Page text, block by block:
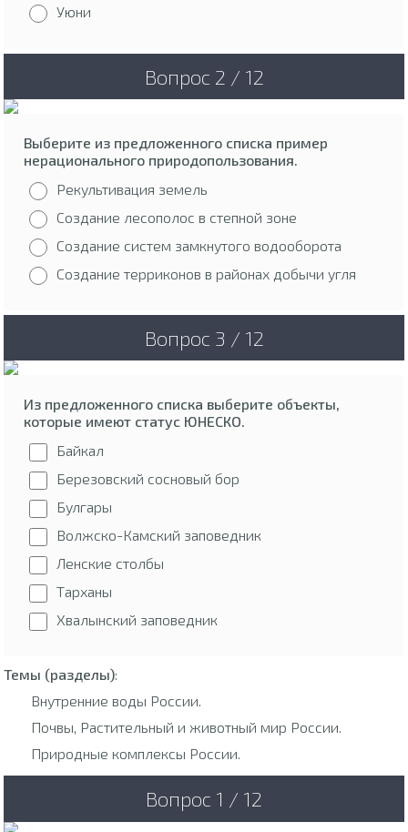
Уюни
Вопрос 2 / 12
Выберите из предложенного списка пример
нерационального природопользования.
Рекультивация земель
Создание лесополос в степной зоне
Создание систем замкнутого водооборота
Создание терриконов в районах добычи угля
Вопрос 3 / 12
Из предложенного списка выберите объекты,
которые имеют статус ЮНЕСКО.
Байкал
Березовский сосновый бор
Булгары
Волжско-Камский заповедник
Ленские столбы
Тарханы
Хвалынский заповедник
Темы (разделы):
Внутренние воды России.
Почвы, Растительный и животный мир России.
Природные комплексы России.
Вопрос 1 / 12